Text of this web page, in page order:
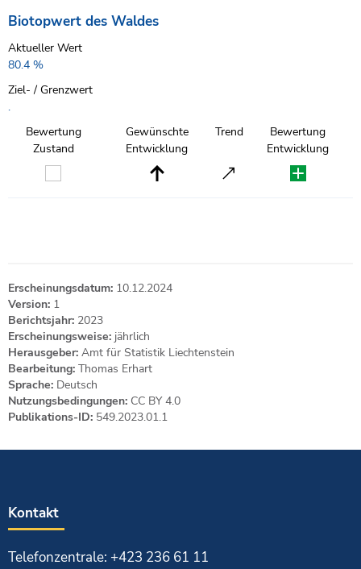
Biotopwert des Waldes
Aktueller Wert
80.4 %
Ziel- / Grenzwert
.
Bewertung
Zustand
Gewünschte
Entwicklung
Trend
Bewertung
Entwicklung
Erscheinungsdatum: 10.12.2024
Version: 1
Berichtsjahr: 2023
Erscheinungsweise: jährlich
Herausgeber: Amt für Statistik Liechtenstein
Bearbeitung: Thomas Erhart
Sprache: Deutsch
Nutzungsbedingungen: CC BY 4.0
Publikations-ID: 549.2023.01.1
Kontakt
Telefonzentrale: +423 236 61 11